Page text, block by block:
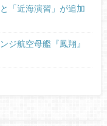
「近海演習」が追加
ジ航空母艦『鳳翔』